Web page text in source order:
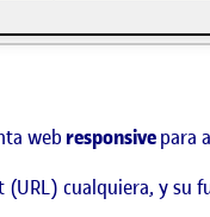
web responsivepara
cualquiera, y su